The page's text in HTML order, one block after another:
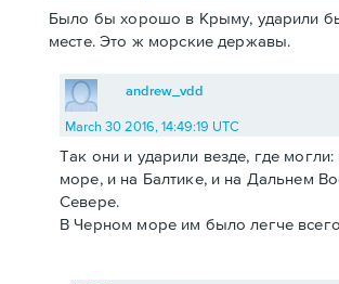
Было бы хорошо в Крыму, ударили
месте. Это ж морские державы.
andrew_vdd
March 30 2016, 14:49:19 UTC
Так они и ударили везде, где
море, и на Балтике, и на Дальнем
Севере.
В Черном море им было легче всего